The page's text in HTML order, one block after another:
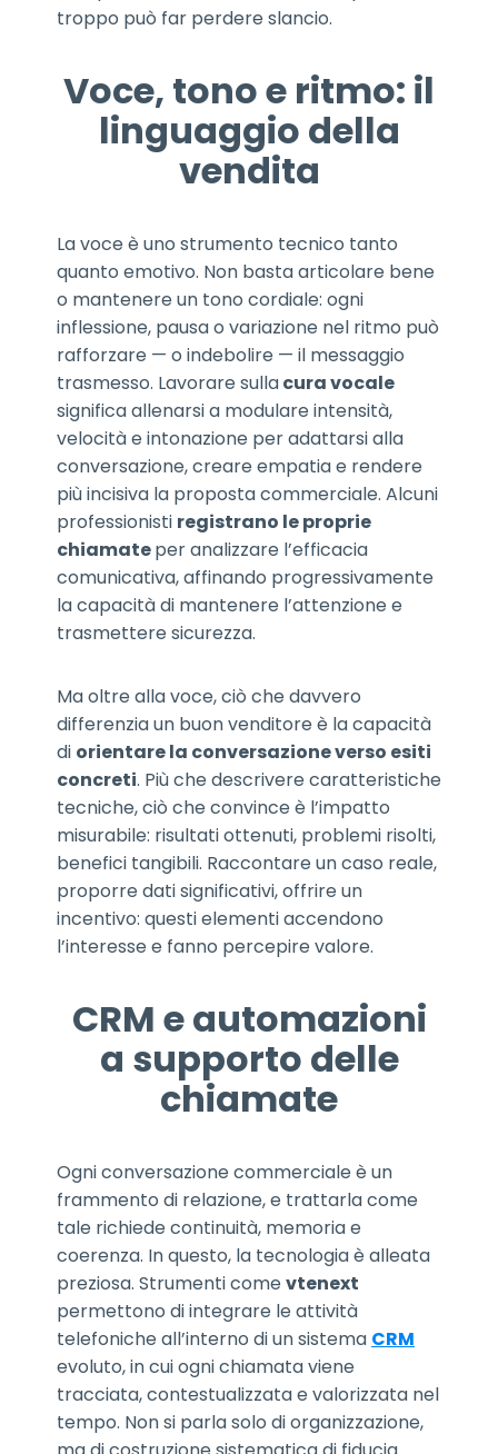
troppo può far perdere slancio.
Voce, tono e ritmo: il
linguaggio della
vendita
La voce è uno strumento tecnico tanto
quanto emotivo. Non basta articolare bene
o mantenere un tono cordiale: ogni
inflessione, pausa o variazione nel ritmo può
rafforzare — o indebolire — il messaggio
trasmesso. Lavorare sullacura vocale
significa allenarsi a modulare intensità,
velocità e intonazione per adattarsi alla
conversazione, creare empatia e rendere
più incisiva la proposta commerciale. Alcuni
professionisti registrano le proprie
chiamateper analizzare l’efficacia
comunicativa, affinando progressivamente
la capacità di mantenere l’attenzione e
trasmettere sicurezza.
Ma oltre alla voce, ciò che davvero
differenzia un buon venditore è la capacità
di orientare la conversazione verso esiti
concreti. Più che descrivere caratteristiche
tecniche, ciò che convince è l’impatto
misurabile: risultati ottenuti, problemi risolti,
benefici tangibili. Raccontare un caso reale,
proporre dati significativi, offrire un
incentivo: questi elementi accendono
l’interesse e fanno percepire valore.
CRM e automazioni
a supporto delle
chiamate
Ogni conversazione commerciale è un
frammento di relazione, e trattarla come
tale richiede continuità, memoria e
coerenza. In questo, la tecnologia è alleata
preziosa. Strumenti come vtenext
permettono di integrare le attività
telefoniche all’interno di un sistema CRM
evoluto, in cui ogni chiamata viene
tracciata, contestualizzata e valorizzata nel
tempo. Non si parla solo di organizzazione,